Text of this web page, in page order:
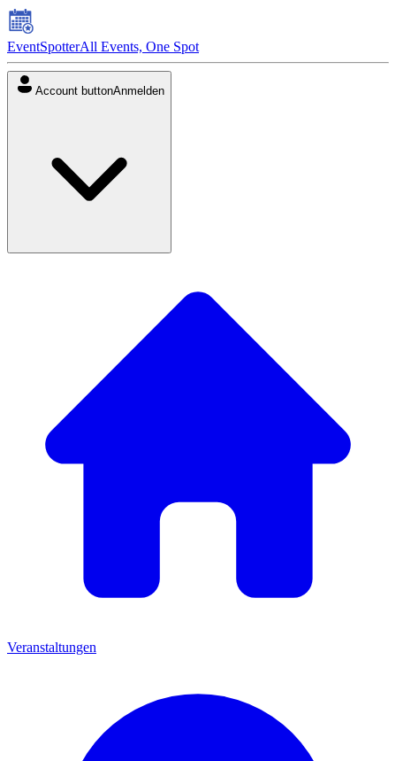
EventSpotterAll Events, One Spot
Account buttonAnmelden
Veranstaltungen